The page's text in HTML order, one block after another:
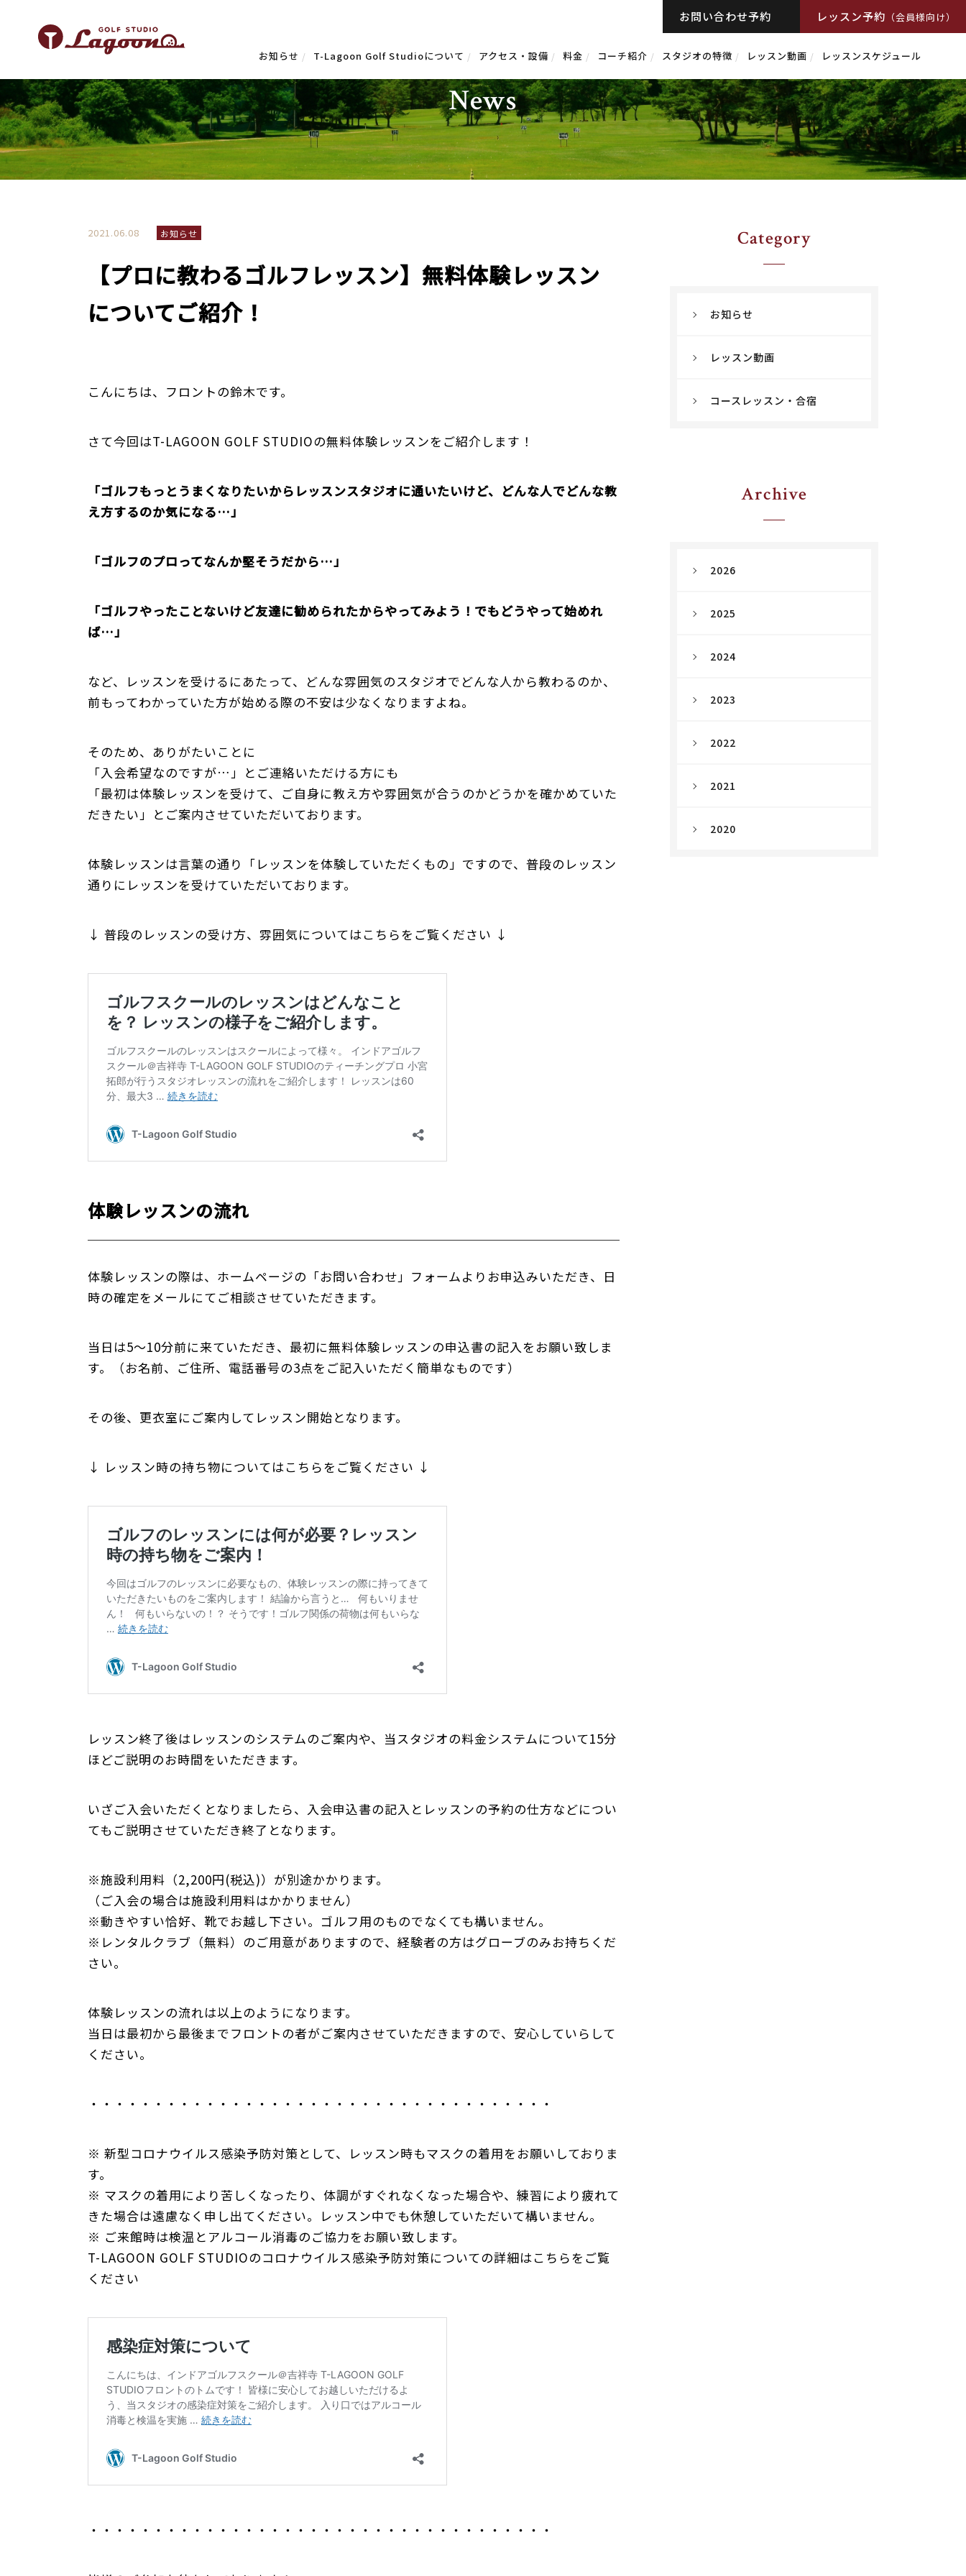
お問い合わせ予約 レッスン予約 （会員様向け）
お知らせ T-Lagoon Golf Studioについて アクセス・設備 料金 コーチ紹介 スタジオの特徴 レッスン動画 レッスンスケジュール
お知らせ
News
2021.06.08 お知らせ
【プロに教わるゴルフレッスン】無料体験レッスン
についてご紹介！
こんにちは、フロントの鈴木です。
さて今回はT-LAGOON GOLF STUDIOの無料体験レッスンをご紹介します！
「ゴルフもっとうまくなりたいからレッスンスタジオに通いたいけど、どんな人でどんな教
え方するのか気になる…」
「ゴルフのプロってなんか堅そうだから…」
「ゴルフやったことないけど友達に勧められたからやってみよう！でもどうやって始めれ
ば…」
など、レッスンを受けるにあたって、どんな雰囲気のスタジオでどんな人から教わるのか、
前もってわかっていた方が始める際の不安は少なくなりますよね。
そのため、ありがたいことに
「入会希望なのですが…」とご連絡いただける方にも
「最初は体験レッスンを受けて、ご自身に教え方や雰囲気が合うのかどうかを確かめていた
だきたい」とご案内させていただいております。
体験レッスンは言葉の通り「レッスンを体験していただくもの」ですので、普段のレッスン
通りにレッスンを受けていただいております。
↓ 普段のレッスンの受け方、雰囲気についてはこちらをご覧ください ↓
体験レッスンの流れ
体験レッスンの際は、ホームページの「お問い合わせ」フォームよりお申込みいただき、日
時の確定をメールにてご相談させていただきます。
当日は5～10分前に来ていただき、最初に無料体験レッスンの申込書の記入をお願い致しま
す。（お名前、ご住所、電話番号の3点をご記入いただく簡単なものです）
その後、更衣室にご案内してレッスン開始となります。
↓ レッスン時の持ち物についてはこちらをご覧ください ↓
レッスン終了後はレッスンのシステムのご案内や、当スタジオの料金システムについて15分
ほどご説明のお時間をいただきます。
いざご入会いただくとなりましたら、入会申込書の記入とレッスンの予約の仕方などについ
てもご説明させていただき終了となります。
※施設利用料（2,200円(税込)）が別途かかります。
（ご入会の場合は施設利用料はかかりません）
※動きやすい恰好、靴でお越し下さい。ゴルフ用のものでなくても構いません。
※レンタルクラブ（無料）のご用意がありますので、経験者の方はグローブのみお持ちくだ
さい。
体験レッスンの流れは以上のようになります。
当日は最初から最後までフロントの者がご案内させていただきますので、安心していらして
ください。
・・・・・・・・・・・・・・・・・・・・・・・・・・・・・・・・・・・・
※ 新型コロナウイルス感染予防対策として、レッスン時もマスクの着用をお願いしておりま
す。
※ マスクの着用により苦しくなったり、体調がすぐれなくなった場合や、練習により疲れて
きた場合は遠慮なく申し出てください。レッスン中でも休憩していただいて構いません。
※ ご来館時は検温とアルコール消毒のご協力をお願い致します。
T-LAGOON GOLF STUDIOのコロナウイルス感染予防対策についての詳細はこちらをご覧
ください
・・・・・・・・・・・・・・・・・・・・・・・・・・・・・・・・・・・・
Category
お知らせ
レッスン動画
コースレッスン・合宿
Archive
2026
2025
2024
2023
2022
2021
2020